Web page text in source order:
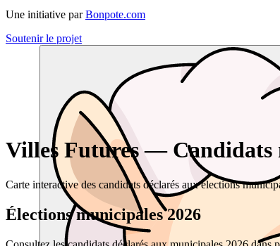
Une initiative par Bonpote.com
Soutenir le projet
Villes Futures — Candidats
Carte interactive des candidats déclarés aux élections
Élections municipales 2026